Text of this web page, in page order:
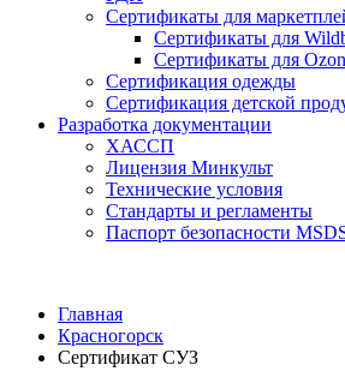
Сертификаты для
Сертификаты для
Сертификаты для Ozon
Сертификация одежды
Сертификация детской
Разработка документации
ХАССП
Лицензия Минкульт
Технические условия
Стандарты и регламенты
Паспорт безопасности
Главная
Красногорск
Сертификат СУЗ